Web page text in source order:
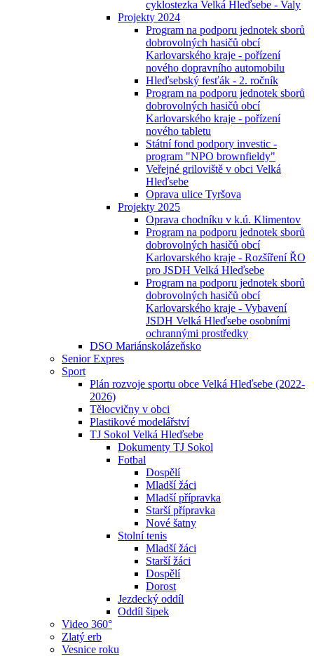
cyklostezka Velká Hleďsebe - Valy
Projekty 2024
Program na podporu jednotek sborů
dobrovolných hasičů obcí
Karlovarského kraje - pořízení
nového dopravního automobilu
Hleďsebský fesťák - 2. ročník
Program na podporu jednotek sborů
dobrovolných hasičů obcí
Karlovarského kraje - pořízení
nového tabletu
Státní fond podpory investic -
program "NPO brownfieldy"
Veřejné griloviště v obci Velká
Hleďsebe
Oprava ulice Tyršova
Projekty 2025
Oprava chodníku v k.ú. Klimentov
Program na podporu jednotek sborů
dobrovolných hasičů obcí
Karlovarského kraje - Rozšíření ŘO
pro JSDH Velká Hleďsebe
Program na podporu jednotek sborů
dobrovolných hasičů obcí
Karlovarského kraje - Vybavení
JSDH Velká Hleďsebe osobními
ochrannými prostředky
DSO Mariánskolázeňsko
Senior Expres
Sport
Plán rozvoje sportu obce Velká Hleďsebe (2022-
2026)
Tělocvičny v obci
Plastikové modelářství
TJ Sokol Velká Hleďsebe
Dokumenty TJ Sokol
Fotbal
Dospělí
Mladší žáci
Mladší přípravka
Starší přípravka
Nové šatny
Stolní tenis
Mladší žáci
Starší žáci
Dospělí
Dorost
Jezdecký oddíl
Oddíl šipek
Video 360°
Zlatý erb
Vesnice roku